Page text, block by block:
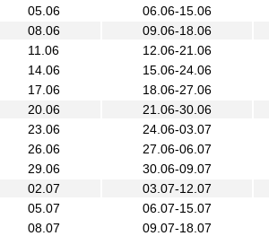
05.06
06.06-15.06
08.06
09.06-18.06
11.06
12.06-21.06
14.06
15.06-24.06
17.06
18.06-27.06
20.06
21.06-30.06
23.06
24.06-03.07
26.06
27.06-06.07
29.06
30.06-09.07
02.07
03.07-12.07
05.07
06.07-15.07
08.07
09.07-18.07